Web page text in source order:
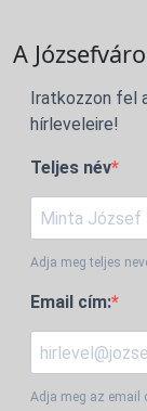
A
Iratkozzon fel
hírleveleire!
Teljes név
Adja meg teljes
Email cím:
Adja meg az email